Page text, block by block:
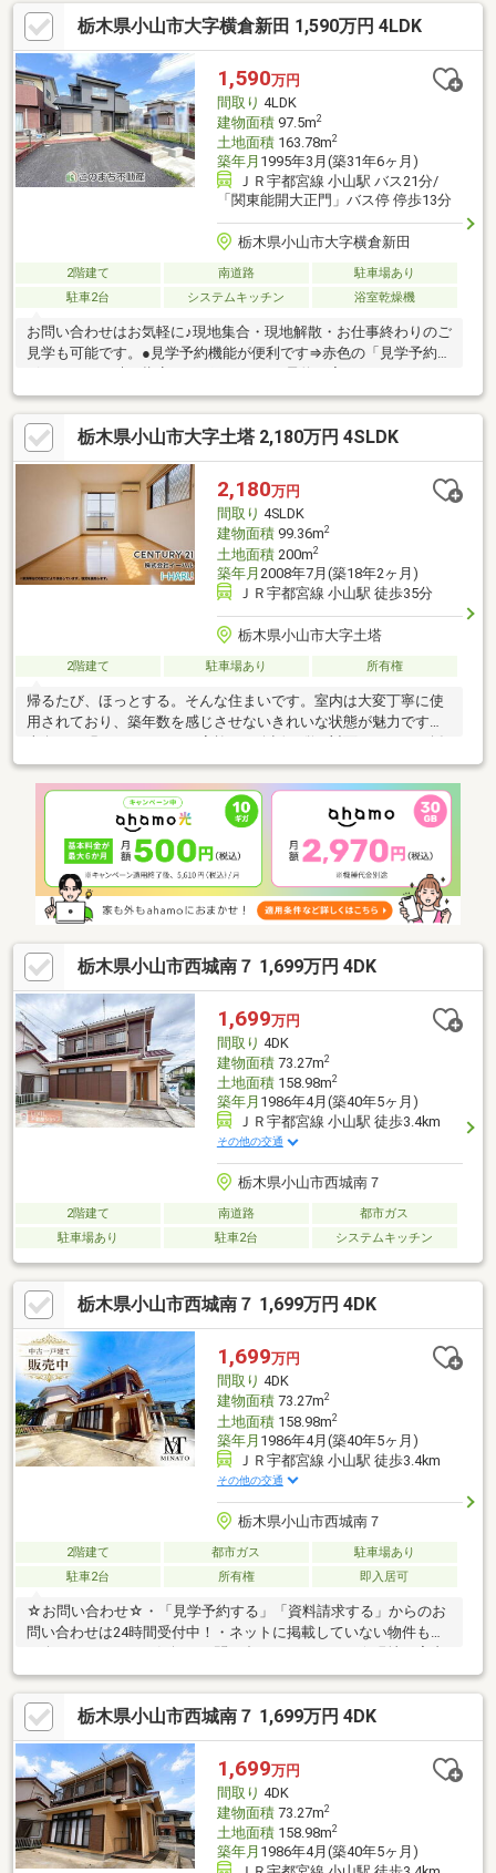
栃木県小山市大字横倉新田 1,590万円 4LDK
1,590万円
間取り 4LDK
建物面積97.5m2
土地面積163.78m2
築年月 1995年3月(築31年6ヶ月)
ＪＲ宇都宮線 小山駅 バス21分/
「関東能開大正門」バス停 停歩13分
栃木県小山市大字横倉新田
2階建て 南道路
駐車場あり
駐車2台
システムキッチン 浴室乾燥機
お問い合わせはお気軽に♪現地集合・現地解散・お仕事終わりのご
見学も可能です。●見学予約機能が便利です⇒赤色の「見学予約」
電話の場合⇒青色の「電話で問い合わせ」ボタンより通話が可能
です！※担当者に物件所在地と価格をお伝え下さい。●メールの場
合⇒オレンジ色の「資料請求ボタン」よりフォーム入力へお進み
下さい。●不動産屋選びに迷ったら「このまち不動産小山店・あ
かつきリビング」にお任せ下さい・宅地建物取引士の資格保有者
が担当させて頂きます。・キャンペーン商品は当社指定品となり
栃木県小山市大字土塔 2,180万円 4SLDK
2,180万円
間取り 4SLDK
建物面積99.36m2
土地面積200m2
築年月 2008年7月(築18年2ヶ月)
ＪＲ宇都宮線 小山駅 徒歩35分
栃木県小山市大字土塔
2階建て 駐車場あり 所有権
帰るたび、ほっとする。そんな住まいです。室内は大変丁寧に使
用されており、築年数を感じさせないきれいな状態が魅力です。
用。リビングから庭を眺められる和室は、お子様の遊び場やくつ
ろぎスペースとしても活躍します。２階には３部屋＋納戸を備
え、全居室収納付き。駐車場は並列３台可能で、ご家族や来客時
にも安心です。オール電化住宅、区画整理地内の整った街並み、
スーパーや商業施設も利用しやすい住環境など、毎日の暮らしを
快適に支える条件が揃っています。写真だけでは伝わらない「住
まいのきれいさ」を、ぜひ現地でご覧ください。
栃木県小山市西城南７ 1,699万円 4DK
1,699万円
間取り 4DK
建物面積73.27m2
土地面積158.98m2
築年月 1986年4月(築40年5ヶ月)
ＪＲ宇都宮線 小山駅 徒歩3.4km
その他の交通
栃木県小山市西城南７
2階建て 南道路
都市ガス
駐車場あり
駐車2台 システムキッチン
栃木県小山市西城南７ 1,699万円 4DK
1,699万円
間取り 4DK
建物面積73.27m2
土地面積158.98m2
築年月 1986年4月(築40年5ヶ月)
ＪＲ宇都宮線 小山駅 徒歩3.4km
その他の交通
栃木県小山市西城南７
2階建て 都市ガス
駐車場あり
駐車2台
所有権 即入居可
☆お問い合わせ☆・「見学予約する」「資料請求する」からのお
問い合わせは24時間受付中！・ネットに掲載していない物件もご
について☆・平日や夜の時間帯のご案内も可能！・ご自宅や最寄
り駅など、ご指定の場所まで送迎します！☆個別相談会☆・住宅
ローン・資金のご相談をしたい方も大歓迎◎・他社様で住宅ロー
ンが難しいと言われた方！・転職後で審査に不安がある方！・お
借入れがある方（車／カード／キャッシング／リボ）等不動産の
プロ『株式会社MINATO』が後悔のないマイホーム選びの為に全
力でお家探しをサポートさせて頂きます！
栃木県小山市西城南７ 1,699万円 4DK
1,699万円
間取り 4DK
建物面積73.27m2
土地面積158.98m2
築年月 1986年4月(築40年5ヶ月)